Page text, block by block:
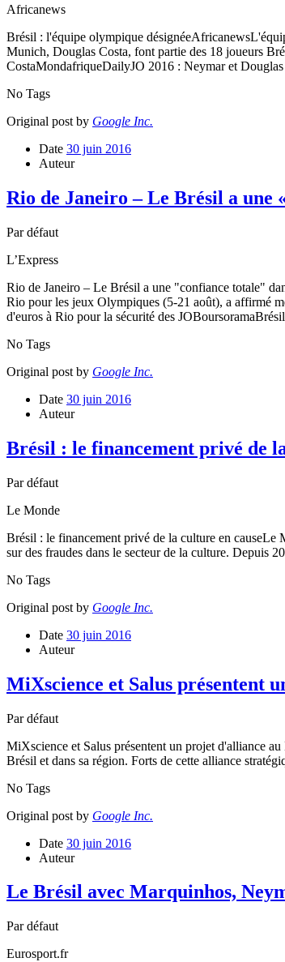
Africanews
Brésil : l'équipe olympique
Munich, Douglas Costa, font partie des 18 joueurs
CostaMondafriqueDailyJO 2016 : Neymar et
No Tags
Original post by Google Inc.
Date 30 juin 2016
Auteur
Rio de Janeiro – Le Brésil a une
Par défaut
L’Express
Rio de Janeiro – Le Brésil a une "confiance totale"
Rio pour les jeux Olympiques (5-21 août), a affirmé
d'euros à Rio pour la sécurité des
No Tags
Original post by Google Inc.
Date 30 juin 2016
Auteur
Brésil : le financement privé de
Par défaut
Le Monde
Brésil : le financement privé de la culture en causeLe
sur des fraudes dans le secteur de la culture. Depuis
No Tags
Original post by Google Inc.
Date 30 juin 2016
Auteur
MiXscience et Salus présentent
Par défaut
MiXscience et Salus présentent un projet d'alliance
Brésil et dans sa région. Forts de cette alliance
No Tags
Original post by Google Inc.
Date 30 juin 2016
Auteur
Le Brésil avec Marquinhos,
Par défaut
Eurosport.fr